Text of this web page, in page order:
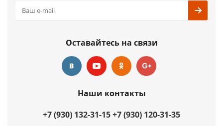
Оставайтесь на связи
Наши контакты
+7 (930) 132-31-15+7 (930) 120-31-35